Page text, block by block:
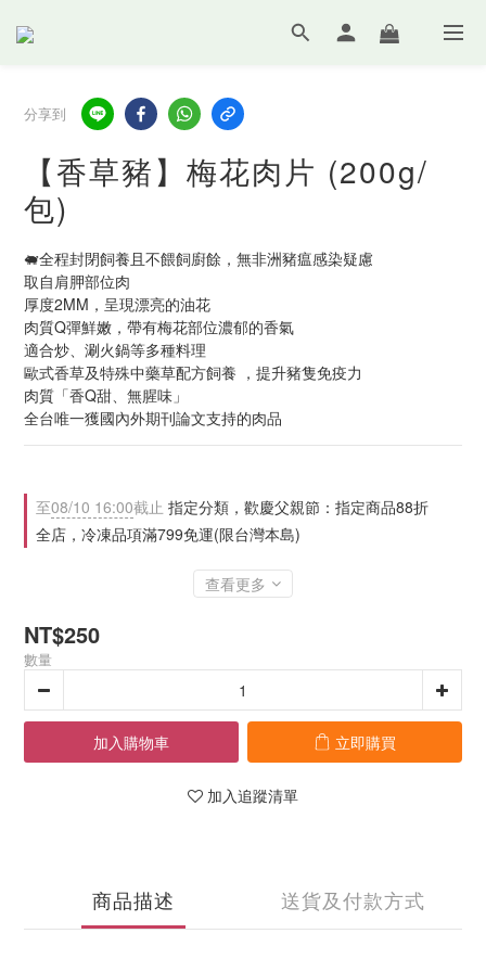
分享到
【香草豬】梅花肉片 (200g/
包)
🐖全程封閉飼養且不餵飼廚餘，無非洲豬瘟感染疑慮
取自肩胛部位肉
厚度2MM，呈現漂亮的油花
肉質Q彈鮮嫩，帶有梅花部位濃郁的香氣
適合炒、涮火鍋等多種料理
歐式香草及特殊中藥草配方飼養 ，提升豬隻免疫力
肉質「香Q甜、無腥味」
全台唯一獲國內外期刊論文支持的肉品
至08/10 16:00截止 指定分類，歡慶父親節：指定商品88折
全店，冷凍品項滿799免運(限台灣本島)
查看更多
NT$250
數量
加入購物車 立即購買
加入追蹤清單
商品描述 送貨及付款方式